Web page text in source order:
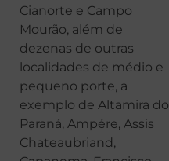
Cianorte e Campo
Mourão, além de
dezenas de outras
localidades de médio e
pequeno porte, a
exemplo de Altamira do
Paraná, Ampére, Assis
Chateaubriand,